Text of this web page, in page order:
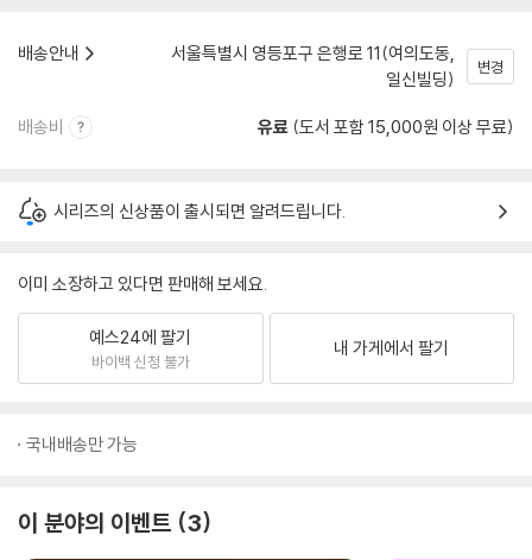
배송안내
서울특별시 영등포구 은행로 11(여의도동,
일신빌딩)
변경
배송비 유료 (도서 포함 15,000원 이상 무료)
시리즈의 신상품이 출시되면 알려드립니다.
이미 소장하고 있다면 판매해 보세요.
예스24에 팔기
바이백 신청 불가
내 가게에서 팔기
국내배송만 가능
이 분야의 이벤트 3